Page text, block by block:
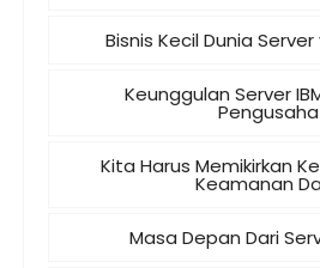
Bisnis Kecil Dunia
Keunggulan Server
Pengusaha
Kita Harus Memikirkan
Keamanan
Masa Depan Dari